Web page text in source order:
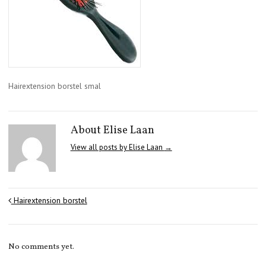
Hairextension borstel smal
About Elise Laan
View all posts by Elise Laan →
Hairextension borstel
No comments yet.